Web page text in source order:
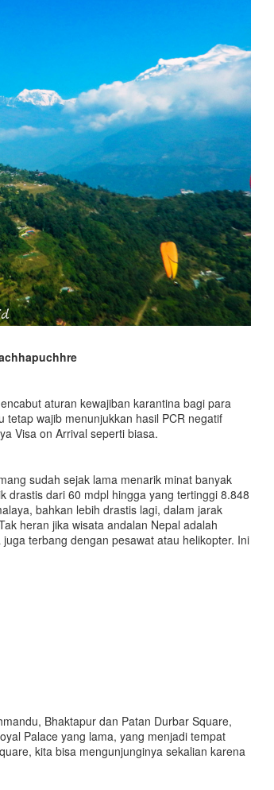
aturan kewajiban karantina bagi para
wajib menunjukkan hasil PCR negatif
Visa on Arrival seperti biasa.
sudah sejak lama menarik minat banyak
drastis dari 60 mdpl hingga yang tertinggi 8.848
bahkan lebih drastis lagi, dalam jarak
heran jika wisata andalan Nepal adalah
juga terbang dengan pesawat atau helikopter. Ini
Bhaktapur dan Patan Durbar Square,
Palace yang lama, yang menjadi tempat
kita bisa mengunjunginya sekalian karena